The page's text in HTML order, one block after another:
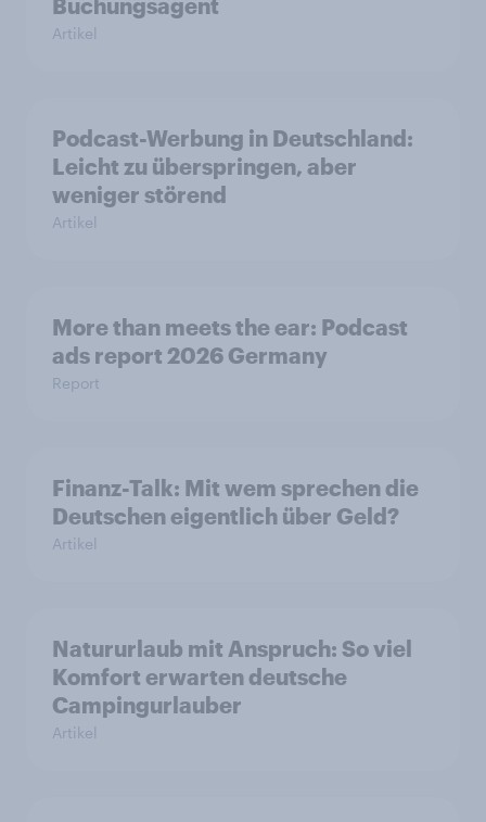
Artikel
Podcast-Werbung in Deutschland:
Leicht zu überspringen, aber
weniger störend
Artikel
More than meets the ear: Podcast
ads report 2026 Germany
Report
Finanz-Talk: Mit wem sprechen die
Deutschen eigentlich über Geld?
Artikel
Natururlaub mit Anspruch: So viel
Komfort erwarten deutsche
Campingurlauber
Artikel